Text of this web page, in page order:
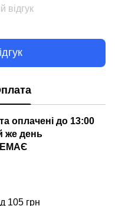
відгук
оплачені до 13:00
же день
105 грн